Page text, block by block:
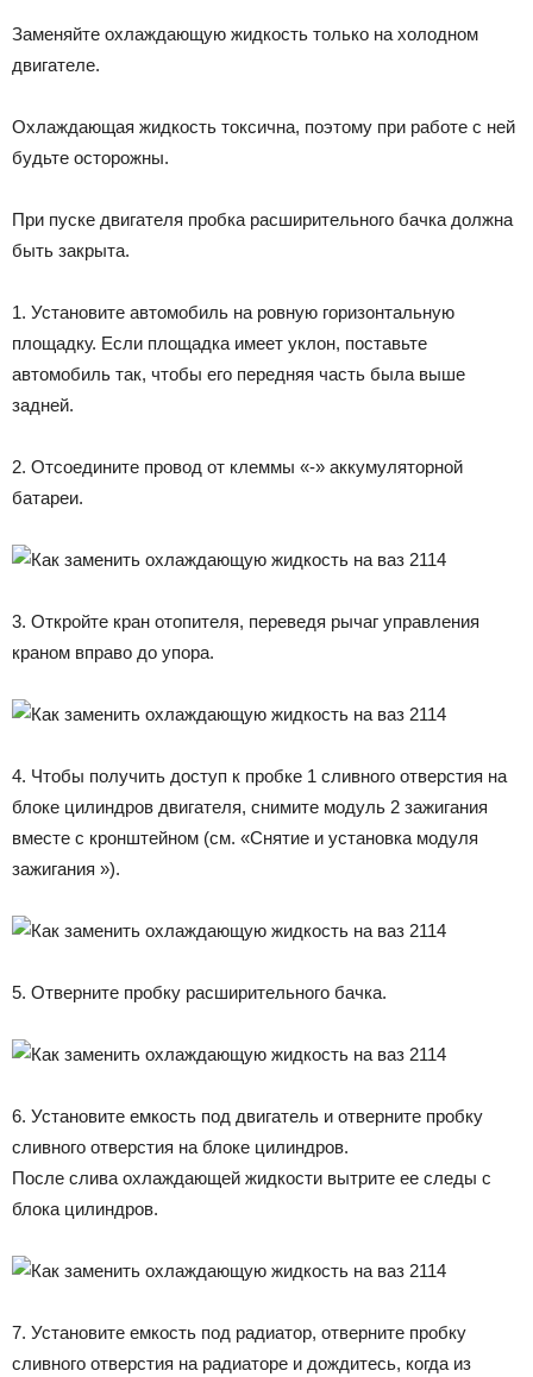
Заменяйте охлаждающую жидкость только на холодном
двигателе.
Охлаждающая жидкость токсична, поэтому при работе с ней
будьте осторожны.
При пуске двигателя пробка расширительного бачка должна
быть закрыта.
1. Установите автомобиль на ровную горизонтальную
площадку. Если площадка имеет уклон, поставьте
автомобиль так, чтобы его передняя часть была выше
задней.
2. Отсоедините провод от клеммы «-» аккумуляторной
батареи.
3. Откройте кран отопителя, переведя рычаг управления
краном вправо до упора.
4. Чтобы получить доступ к пробке 1 сливного отверстия на
блоке цилиндров двигателя, снимите модуль 2 зажигания
вместе с кронштейном (см. «Снятие и установка модуля
зажигания »).
5. Отверните пробку расширительного бачка.
6. Установите емкость под двигатель и отверните пробку
сливного отверстия на блоке цилиндров.
После слива охлаждающей жидкости вытрите ее следы с
блока цилиндров.
7. Установите емкость под радиатор, отверните пробку
сливного отверстия на радиаторе и дождитесь, когда из